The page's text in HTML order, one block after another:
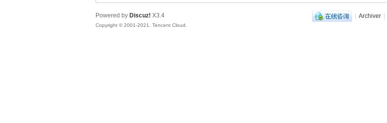
心
| Archiver |
Powered by Discuz! X3.4
Copyright © 2001-2021, Tencent Cloud.